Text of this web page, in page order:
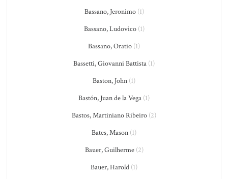
Bassano, Jeronimo(1)
Bassano, Ludovico(1)
Bassano, Oratio (1)
Bassetti, Giovanni Battista (1)
Baston, John (1)
Bastón, Juan de la Vega (1)
Bastos, Martiniano Ribeiro (2)
Bates, Mason (1)
Bauer, Guilherme(2)
Bauer, Harold (1)